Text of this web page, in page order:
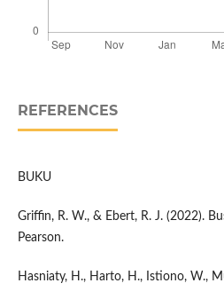
REFERENCES
BUKU
Griffin, R. W., & Ebert, R. J. (2022).
Pearson.
Hasniaty, H., Harto, H., Istiono, W.,